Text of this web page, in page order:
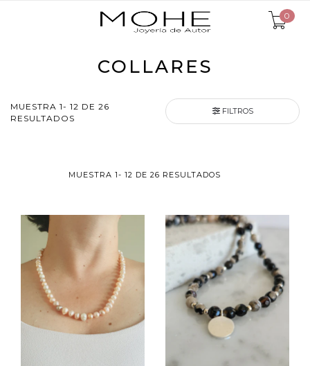
0
COLLARES
MUESTRA 1- 12 DE 26
RESULTADOS
FILTROS
MUESTRA 1- 12 DE 26 RESULTADOS